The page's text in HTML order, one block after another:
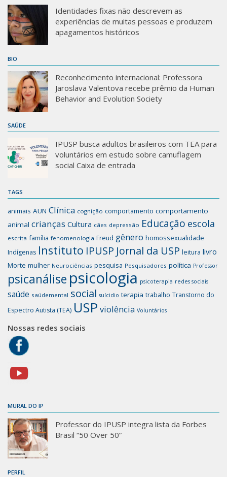
Identidades fixas não descrevem as
experiências de muitas pessoas e produzem
apagamentos históricos
BIO
Reconhecimento internacional: Professora
Jaroslava Valentova recebe prêmio da Human
Behavior and Evolution Society
SAÚDE
IPUSP busca adultos brasileiros com TEA para
voluntários em estudo sobre camuflagem
social Caixa de entrada
TAGS
animais AUN Clínica cognição comportamento comportamento
animal crianças Cultura cães depressão Educação escola
escrita família fenomenologia Freud gênero homossexualidade
Indígenas Instituto IPUSP Jornal da USP leitura livro
Morte mulher Neurociências pesquisa Pesquisadores política Professor
psicanálise psicologia psicoterapia redes sociais
saúde saúdemental social suícidio terapia trabalho Transtorno do
Espectro Autista (TEA) USP violência Voluntários
Nossas redes sociais
MURAL DO IP
Professor do IPUSP integra lista da Forbes
Brasil “50 Over 50”
PERFIL